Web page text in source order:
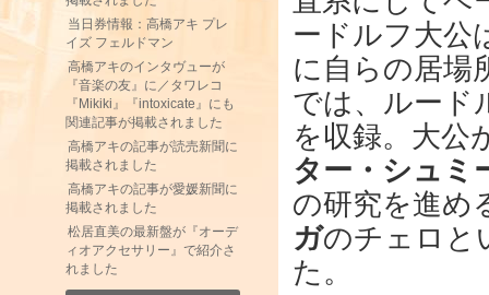
当日券情報：高橋アキ プレ
イズ フェルドマン
高橋アキのインタヴューが
『音楽の友』に／タワレコ
『Mikiki』『intoxicate』にも
関連記事が掲載されました
高橋アキの記事が読売新聞に
掲載されました
高橋アキの記事が愛媛新聞に
掲載されました
松居直美の最新盤が『オーデ
ィオアクセサリー』で紹介さ
れました
ードルフ大公
に自らの居場
では、ルード
を収録。大公
ター・シュミ
の研究を進め
ガのチェロと
た。